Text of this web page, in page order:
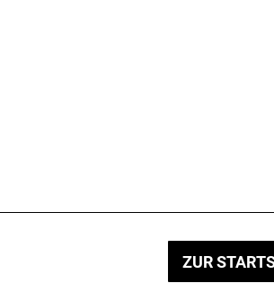
ZUR